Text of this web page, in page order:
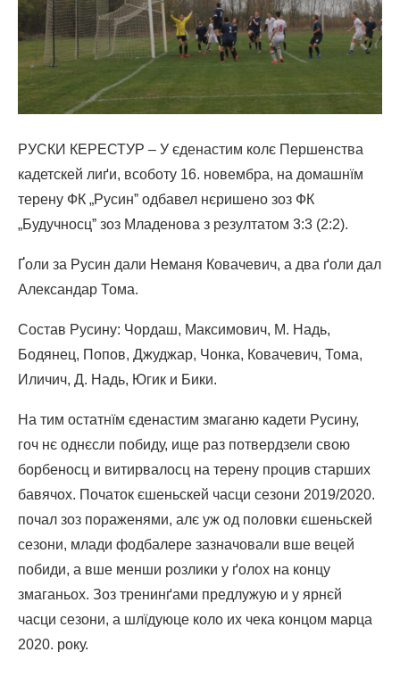
РУСКИ КЕРЕСТУР – У єденастим колє Першенства
кадетскей лиґи, всоботу 16. новембра, на домашнїм
терену ФК „Русинˮ одбавел нєришено зоз ФК
„Будучносцˮ зоз Младенова з резултатом 3:3 (2:2).
Ґоли за Русин дали Неманя Ковачевич, а два ґоли дал
Александар Тома.
Состав Русину: Чордаш, Максимович, М. Надь,
Бодянец, Попов, Джуджар, Чонка, Ковачевич, Тома,
Иличич, Д. Надь, Югик и Бики.
На тим остатнїм єденастим змаганю кадети Русину,
гоч нє однєсли побиду, ище раз потвердзели свою
борбеносц и витирвалосц на терену процив старших
бавячох. Початок єшеньскей часци сезони 2019/2020.
почал зоз пораженями, алє уж од половки єшеньскей
сезони, млади фодбалере зазначовали вше вецей
побиди, а вше менши розлики у ґолох на концу
змаганьох. Зоз тренинґами предлужую и у ярнєй
часци сезони, а шлїдуюце коло их чека концом марца
2020. року.